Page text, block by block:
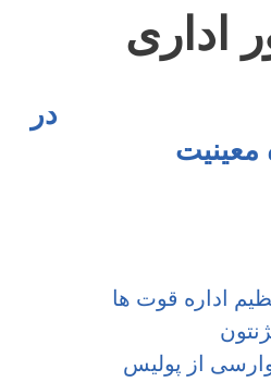
اداری
در
معینیت
اداره قوت ها
از پولیس